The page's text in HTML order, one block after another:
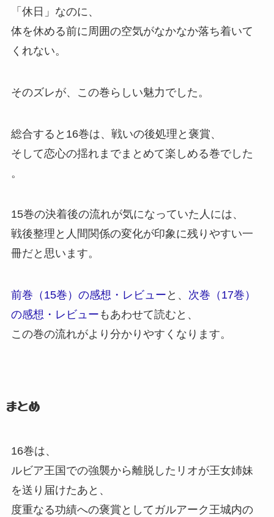
「休日」 なのに、
体を休める前に周囲の空気がなかなか落ち着いて
くれない。
そのズレが、 この巻らしい魅力でした。
総合すると16巻は、 戦いの後処理と褒賞、
そして恋心の揺れまでまとめて楽しめる巻でした
。
15巻の決着後の流れが気になっていた人には、
戦後整理と人間関係の変化が印象に残りやすい一
冊だと思います。
前巻（15巻） の感想・レビュー と、 次巻（17巻）
の感想・レビュー もあわせて読むと、
この巻の流れがより分かりやすくなります。
まとめ
16巻は、
ルビア王国での強襲から離脱したリオが王女姉妹
を送り届けたあと、
度重なる功績への褒賞としてガルアーク王城内の